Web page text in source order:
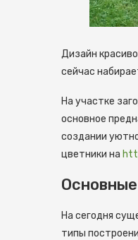
Дизайн
сейчас
На участке
основное
создании
цветники на
На сегодня
типы